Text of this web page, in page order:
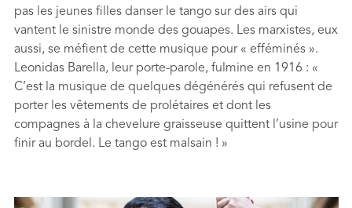
pas les jeunes ﬁlles danser le tango sur des airs qui
vantent le sinistre monde des gouapes. Les marxistes, eux
aussi, se méﬁent de cette musique pour « efféminés ».
Leonidas Barella, leur porte-parole, fulmine en 1916 : «
C’est la musique de quelques dégénérés qui refusent de
porter les vêtements de prolétaires et dont les
compagnes à la chevelure graisseuse quittent l’usine pour
ﬁnir au bordel. Le tango est malsain ! »